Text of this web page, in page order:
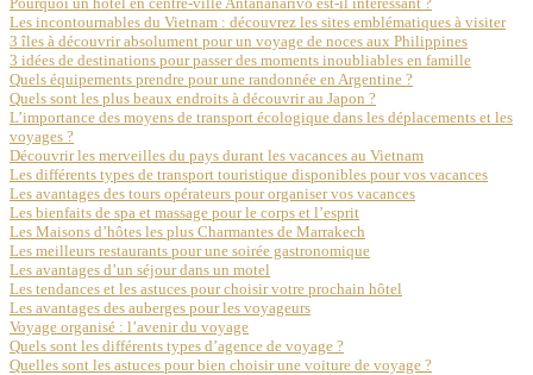
Les incontournables du Vietnam : découvrez les sites emblématiques à visiter
3 îles à découvrir absolument pour un voyage de noces aux Philippines
3 idées de destinations pour passer des moments inoubliables en famille
Quels équipements prendre pour une randonnée en Argentine ?
Quels sont les plus beaux endroits à découvrir au Japon ?
L’importance des moyens de transport écologique dans les déplacements et les
voyages ?
Découvrir les merveilles du pays durant les vacances au Vietnam
Les différents types de transport touristique disponibles pour vos vacances
Les avantages des tours opérateurs pour organiser vos vacances
Les bienfaits de spa et massage pour le corps et l’esprit
Les Maisons d’hôtes les plus Charmantes de Marrakech
Les meilleurs restaurants pour une soirée gastronomique
Les avantages d’un séjour dans un motel
Les tendances et les astuces pour choisir votre prochain hôtel
Les avantages des auberges pour les voyageurs
Voyage organisé : l’avenir du voyage
Quels sont les différents types d’agence de voyage ?
Quelles sont les astuces pour bien choisir une voiture de voyage ?